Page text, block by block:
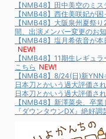
【NMB48】田中美空のミ
【NMB48】西住美咲妃が困
【NMB48】大阪泉州夏祭
間、出演メンバー変更のお
【NMB48】塩月希依音が
NEW!
【NMB48】11期生レギュ
こちら NEW!
【NMB48】8/24(日)新
日本刀とかいう過大評価さ
日本刀とかいう過大評価さ
【NMB48】新澤菜央、卒
『ダウンタウンDX』絶好